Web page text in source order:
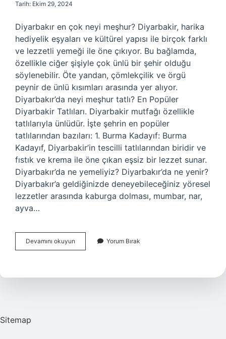
Tarih: Ekim 29, 2024
Diyarbakır en çok neyi meşhur? Diyarbakir, harika
hediyelik eşyaları ve kültürel yapısı ile birçok farklı
ve lezzetli yemeği ile öne çıkıyor. Bu bağlamda,
özellikle ciğer şişiyle çok ünlü bir şehir olduğu
söylenebilir. Öte yandan, çömlekçilik ve örgü
peynir de ünlü kısımları arasında yer alıyor.
Diyarbakır’da neyi meşhur tatlı? En Popüler
Diyarbakir Tatlıları. Diyarbakir mutfağı özellikle
tatlılarıyla ünlüdür. İşte şehrin en popüler
tatlılarından bazıları: 1. Burma Kadayıf: Burma
Kadayıf, Diyarbakir’in tescilli tatlılarından biridir ve
fıstık ve krema ile öne çıkan eşsiz bir lezzet sunar.
Diyarbakır’da ne yemeliyiz? Diyarbakır’da ne yenir?
Diyarbakır’a geldiğinizde deneyebileceğiniz yöresel
lezzetler arasında kaburga dolması, mumbar, nar,
ayva…
Devamını okuyun Diyarbakırdan
Ne
Yorum Bırak
Sitemap